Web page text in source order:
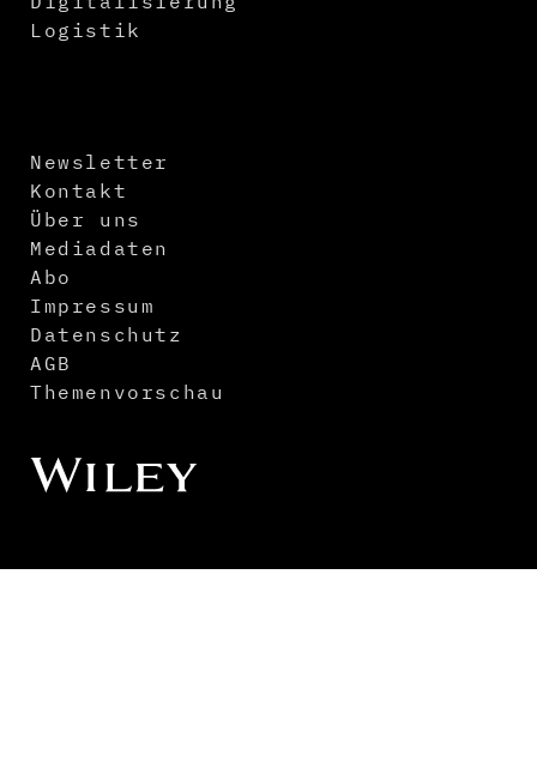
Logistik
Newsletter
Kontakt
Über uns
Mediadaten
Abo
Impressum
Datenschutz
AGB
Themenvorschau